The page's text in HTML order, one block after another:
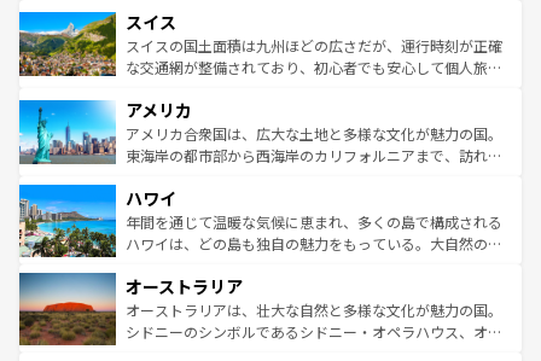
れる地方に足を運ぶとそれぞれで全く異なる文化を体験で
きるだろう。 なお、新着のフランス情報はコンテンツ一覧
を参照してほしい。
は、お酒好きな人にはぜひ体験してほしい。 なお、新着の
ドイツ情報はコンテンツ一覧を参照してほしい。
リアごとに異なる魅力がある。また、優雅なアフタヌーン
ティー、ビール好きにはたまらない英国パブ、サッカー観
戦など、本場だからこそできる体験も豊富。イギリスを旅
ンツ一覧を参照してほしい。
スイス
スイスの国土面積は九州ほどの広さだが、運行時刻が正確
な交通網が整備されており、初心者でも安心して個人旅行
の建物がそのまま残る町や、スイスならではのユニークな
博物館もあり、アルプス観光だけでなく町歩きも満喫する
ことができる。国民の所得が高いため物価も高いが、旅行
ば市内交通費無料で観光を楽しむこともできる。 なお、新
着のスイス情報はコンテンツ一覧 を参照してほしい。
アメリカ
アメリカ合衆国は、広大な土地と多様な文化が魅力の国。
東海岸の都市部から西海岸のカリフォルニアまで、訪れる
のような巨大都市は、観光、ショッピング、エンターテイ
ンメントが詰まった刺激的なスポットだ。一方、アメリカ
西部には大自然が広がり、グランドキャニオンやイエロー
部のニューオーリンズでは、音楽と美食が融合した独特の
文化が魅力。旅行者はアメリカの各地域で異なる魅力を楽
しみながら、その多様性と豊かな歴史を感じることができ
ハワイ
年間を通じて温暖な気候に恵まれ、多くの島で構成される
ハワイは、どの島も独自の魅力をもっている。大自然の神
ワイ島は見逃せない。また、定番の観光地といえばオアフ
島だが、静かな自然を求めるならマウイ島やカウアイ島が
おすすめ。エメラルドグリーンに輝く海をはじめ、豊かな
オーストラリア
オーストラリアは、壮大な自然と多様な文化が魅力の国。
シドニーのシンボルであるシドニー・オペラハウス、オー